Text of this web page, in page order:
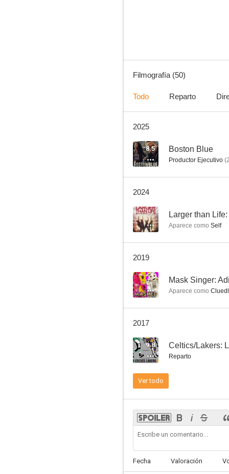
6.5
Filmografía (50)
Todo Reparto
2025
8.5 Boston Blue
Productor Ejecutivo (
2024
-- Larger than
Aparece como Self
2019
-- Mask Singer:
Aparece como
2017
9.8
Reparto
Ver todo
Fecha Valoración